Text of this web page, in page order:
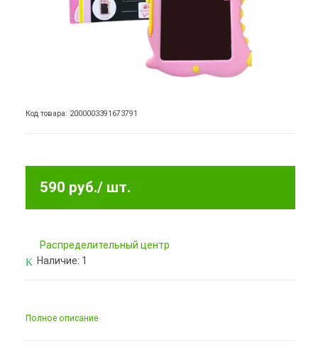
Код товара: 2000003391673791
590 руб./ шт.
Pаспределительный центр
Наличие: 1
Полное описание